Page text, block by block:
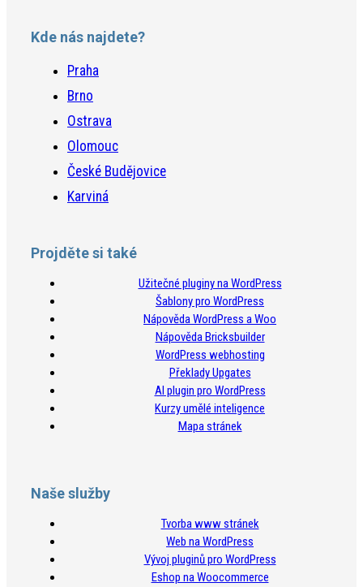
Kde nás najdete?
Praha
Brno
Ostrava
Olomouc
České Budějovice
Karviná
Projděte si také
Užitečné pluginy na WordPress
Šablony pro WordPress
Nápověda WordPress a Woo
Nápověda Bricksbuilder
WordPress webhosting
Překlady Upgates
AI plugin pro WordPress
Kurzy umělé inteligence
Mapa stránek
Naše služby
Tvorba www stránek
Web na WordPress
Vývoj pluginů pro WordPress
Eshop na Woocommerce